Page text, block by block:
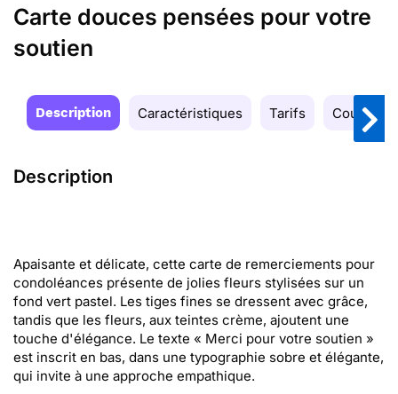
Carte douces pensées pour votre
soutien
Description Caractéristiques Tarifs Couleurs
Description
Apaisante et délicate, cette carte de remerciements pour
condoléances présente de jolies fleurs stylisées sur un
fond vert pastel. Les tiges fines se dressent avec grâce,
tandis que les fleurs, aux teintes crème, ajoutent une
touche d'élégance. Le texte « Merci pour votre soutien »
est inscrit en bas, dans une typographie sobre et élégante,
qui invite à une approche empathique.